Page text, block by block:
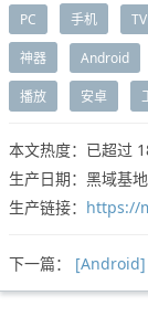
PC 手机 TV
神器 Android
播放 安卓
本文热度：已超过
生产日期：黑域基
生产链接： https://
下一篇： [Android]